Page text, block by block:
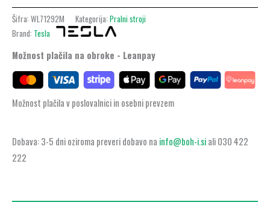
Šifra: WL71292M Kategorija: Pralni stroji
Brand: Tesla
Možnost plačila na obroke - Leanpay
Možnost plačila v poslovalnici in osebni prevzem
Dobava: 3-5 dni oziroma preveri dobavo na info@boh-i.siali 030 422
222